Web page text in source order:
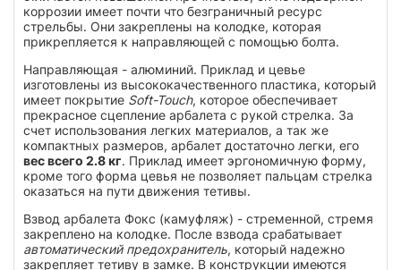
коррозии имеет почти что безграничный ресурс
стрельбы. Они закреплены на колодке, которая
прикрепляется к направляющей с помощью болта.
Направляющая - алюминий. Приклад и цевье
изготовлены из высококачественного пластика, который
имеет покрытие Soft-Touch, которое обеспечивает
прекрасное сцепление арбалета с рукой стрелка. За
счет использования легких материалов, а так же
компактных размеров, арбалет достаточно легки, его
вес всего 2.8 кг. Приклад имеет эргономичную форму,
кроме того форма цевья не позволяет пальцам стрелка
оказаться на пути движения тетивы.
Взвод арбалета Фокс (камуфляж) - стременной, стремя
закреплено на колодке. После взвода срабатывает
автоматический предохранитель, который надежно
закрепляет тетиву в замке. В конструкции имеются